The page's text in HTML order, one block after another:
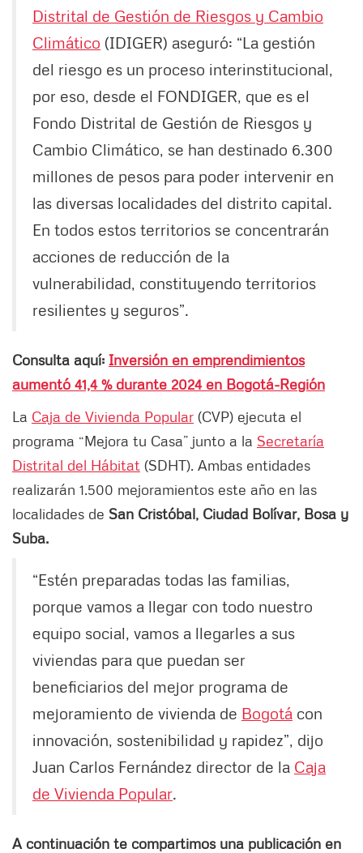
Distrital de Gestión de Riesgos y Cambio
Climático (IDIGER) aseguró: “La gestión
del riesgo es un proceso interinstitucional,
por eso, desde el FONDIGER, que es el
Fondo Distrital de Gestión de Riesgos y
Cambio Climático, se han destinado 6.300
millones de pesos para poder intervenir en
las diversas localidades del distrito capital.
En todos estos territorios se concentrarán
acciones de reducción de la
vulnerabilidad, constituyendo territorios
resilientes y seguros”.
Consulta aquí: Inversión en emprendimientos
aumentó 41,4 % durante 2024 en Bogotá-Región
La Caja de Vivienda Popular (CVP) ejecuta el
programa “Mejora tu Casa” junto a la Secretaría
Distrital del Hábitat (SDHT). Ambas entidades
realizarán 1.500 mejoramientos este año en las
localidades de San Cristóbal, Ciudad Bolívar, Bosa y
Suba.
“Estén preparadas todas las familias,
porque vamos a llegar con todo nuestro
equipo social, vamos a llegarles a sus
viviendas para que puedan ser
beneficiarios del mejor programa de
mejoramiento de vivienda de Bogotá con
innovación, sostenibilidad y rapidez”, dijo
Juan Carlos Fernández director de la Caja
de Vivienda Popular.
A continuación te compartimos una publicación en